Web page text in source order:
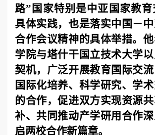
路”国家特别是中亚国家教
具体实践，也是落实中国－
合作会议精神的具体举措。
学院与塔什干国立技术大学
契机，广泛开展教育国际交
国际化培养、科学研究、学
的合作，促进双方实现资源
补、共同推动产学研用合作
启两校合作新篇章。